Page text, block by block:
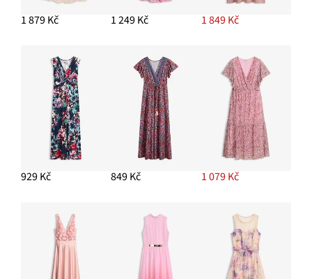
1 879 Kč 1 249 Kč 1 849 Kč
929 Kč 849 Kč 1 079 Kč